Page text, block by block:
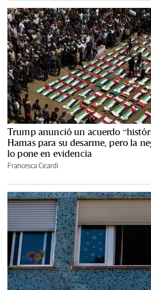
Trump anunció un acuerdo
Hamas para su desarme, pero la
lo pone en evidencia
Francesca Cicardi